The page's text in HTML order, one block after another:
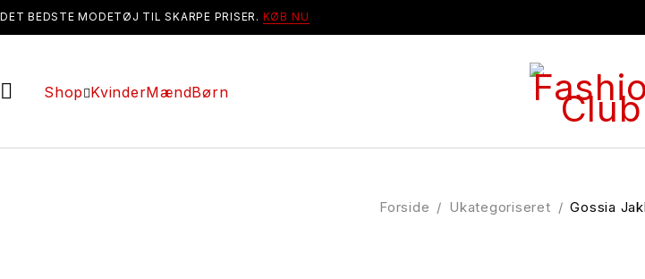
DET BEDSTE MODETØJ TIL SKARPE PRISER. KØB NU
Shop KvinderMændBørn
Forside / Ukategoriseret / Gossia